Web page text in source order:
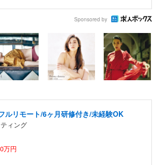
Sponsored by
ルリモート/6ヶ月研修付き/未経験OK
ィング
万円